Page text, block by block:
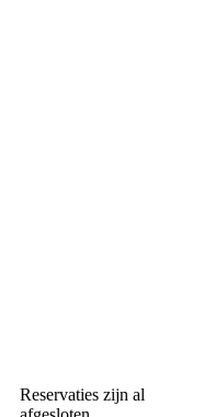
Reservaties zijn al